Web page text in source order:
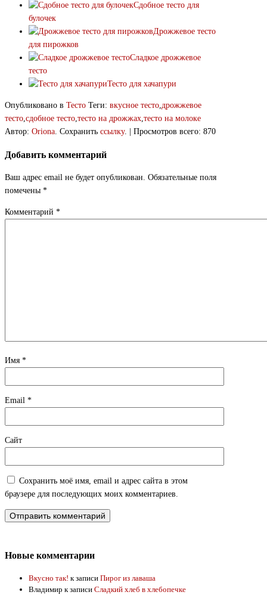
Сдобное тесто для
булочек
Дрожжевое тесто
для пирожков
Сладкое дрожжевое
тесто
Тесто для хачапури
Опубликовано в Тесто Теги: вкусное тесто,дрожжевое
тесто,сдобное тесто,тесто на дрожжах,тесто на молоке
Автор: Oriona. Сохранить ссылку. | Просмотров всего: 870
Добавить комментарий
Ваш адрес email не будет опубликован. Обязательные поля
помечены *
Комментарий *
Имя *
Email *
Сайт
Сохранить моё имя, email и адрес сайта в этом
браузере для последующих моих комментариев.
Новые комментарии
Вкусно так! к записи Пирог из лаваша
Владимир к записи Сладкий хлеб в хлебопечке